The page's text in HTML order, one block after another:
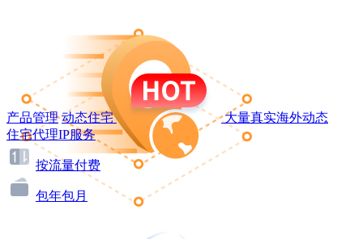
产品管理 动态住宅
大量真实海外动态
住宅代理IP服务
按流量付费
包年包月